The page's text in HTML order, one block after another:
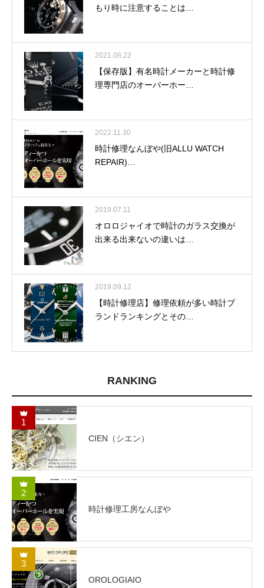
もり時に注意することは…
2021.08.22
【保存版】有名時計メーカーと時計修
理専門店のオーバーホー…
2022.11.30
時計修理なんぼや(旧ALLU WATCH
REPAIR)…
2019.07.11
オロロジャイオで時計のガラス交換が
出来る出来ないの違いは…
2019.09.12
【時計修理店】修理依頼が多い時計ブ
ランドランキングとその…
RANKING
1
CIEN（シエン）
2
時計修理工房なんぼや
3
OROLOGIAIO